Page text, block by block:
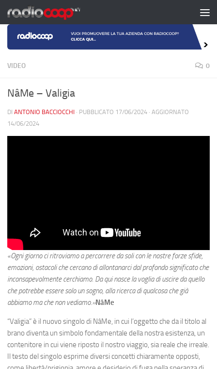
Salta al contenuto
VIDEO 0
NâMe – Valigia
DI ANTONIO BACCIOCCHI · PUBBLICATO 17/06/2024 · AGGIORNATO
14/06/2024
«Ogni giorno ci ritroviamo a percorrere da soli con le nostre forze sfide,
emozioni, ostacoli che cercano di allontanarci dal profondo significato che
inconsapevolmente cerchiamo. Da qui nasce la voglia di uscire da quello
che potrebbe essere solo un sogno, alla ricerca di qualcosa che già
abbiamo ma che non vediamo.»NâMe
“Valigia” è il nuovo singolo di NâMe, in cui l’oggetto che da il titolo al
brano diventa un simbolo fondamentale della nostra esistenza, un
contenitore in cui viene riposto il nostro viaggio, sia reale che irreale.
Il testo del singolo esprime diversi concetti chiaramente opposti,